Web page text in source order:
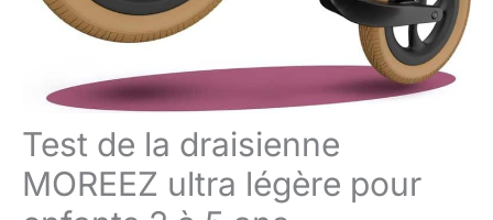
Test de la draisienne
MOREEZ ultra légère pour